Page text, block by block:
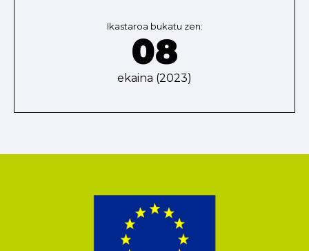
Ikastaroa bukatu zen:
08
ekaina (2023)